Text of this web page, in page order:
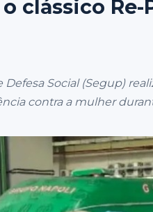
clássico Re-
Social (Segup)
contra a mulher